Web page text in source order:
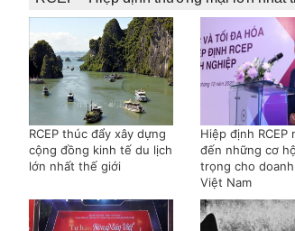
RCEP thúc đẩy xây dựng
cộng đồng kinh tế du lịch
lớn nhất thế giới
Hiệp định RCEP
đến những cơ
trọng cho
Việt Nam